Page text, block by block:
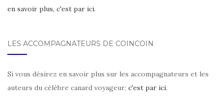
en savoir plus, c'est par ici.
LES ACCOMPAGNATEURS DE COINCOIN
Si vous désirez en savoir plus sur les accompagnateurs et les
auteurs du célèbre canard voyageur; c'est par ici.